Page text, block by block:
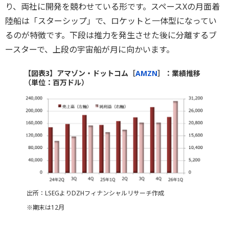
り、両社に開発を競わせている形です。スペースXの月面着
陸船は「スターシップ」で、ロケットと一体型になってい
るのが特徴です。下段は推力を発生させた後に分離するブ
ースターで、上段の宇宙船が月に向かいます。
【図表3】アマゾン・ドットコム［AMZN］：業績推移
（単位：百万ドル）
出所：LSEGよりDZHフィナンシャルリサーチ作成
※期末は12月